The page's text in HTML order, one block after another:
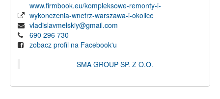
www.firmbook.eu/kompleksowe-remonty-i-
wykonczenia-wnetrz-warszawa-i-okolice
vladislavmelskiy@gmail.com
690 296 730
zobacz profil na Facebook'u
SMA GROUP SP. Z O.O.